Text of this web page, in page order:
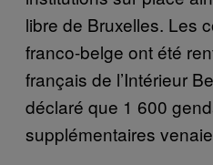
libre de Bruxelles. Les
franco-belge ont été
français de l’Intérieur
déclaré que 1 600
supplémentaires